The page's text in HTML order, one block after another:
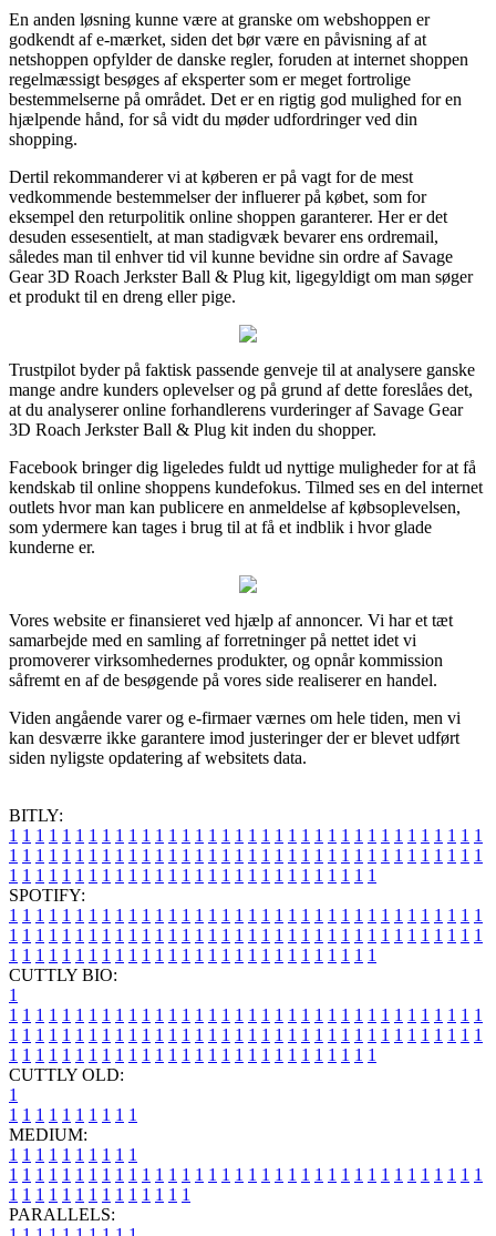
En anden løsning kunne være at granske om webshoppen er
godkendt af e-mærket, siden det bør være en påvisning af at
netshoppen opfylder de danske regler, foruden at internet shoppen
regelmæssigt besøges af eksperter som er meget fortrolige
bestemmelserne på området. Det er en rigtig god mulighed for en
hjælpende hånd, for så vidt du møder udfordringer ved din
shopping.
Dertil rekommanderer vi at køberen er på vagt for de mest
vedkommende bestemmelser der influerer på købet, som for
eksempel den returpolitik online shoppen garanterer. Her er det
desuden essesentielt, at man stadigvæk bevarer ens ordremail,
således man til enhver tid vil kunne bevidne sin ordre af Savage
Gear 3D Roach Jerkster Ball & Plug kit, ligegyldigt om man søger
et produkt til en dreng eller pige.
Trustpilot byder på faktisk passende genveje til at analysere ganske
mange andre kunders oplevelser og på grund af dette foreslåes det,
at du analyserer online forhandlerens vurderinger af Savage Gear
3D Roach Jerkster Ball & Plug kit inden du shopper.
Facebook bringer dig ligeledes fuldt ud nyttige muligheder for at få
kendskab til online shoppens kundefokus. Tilmed ses en del internet
outlets hvor man kan publicere en anmeldelse af købsoplevelsen,
som ydermere kan tages i brug til at få et indblik i hvor glade
kunderne er.
Vores website er finansieret ved hjælp af annoncer. Vi har et tæt
samarbejde med en samling af forretninger på nettet idet vi
promoverer virksomhedernes produkter, og opnår kommission
såfremt en af de besøgende på vores side realiserer en handel.
Viden angående varer og e-firmaer værnes om hele tiden, men vi
kan desværre ikke garantere imod justeringer der er blevet udført
siden nyligste opdatering af websitets data.
BITLY:
1 1 1 1 1 1 1 1 1 1 1 1 1 1 1 1 1 1 1 1 1 1 1 1 1 1 1 1 1 1 1 1 1 1 1 1
1 1 1 1 1 1 1 1 1 1 1 1 1 1 1 1 1 1 1 1 1 1 1 1 1 1 1 1 1 1 1 1 1 1 1 1
1 1 1 1 1 1 1 1 1 1 1 1 1 1 1 1 1 1 1 1 1 1 1 1 1 1 1 1
SPOTIFY:
1 1 1 1 1 1 1 1 1 1 1 1 1 1 1 1 1 1 1 1 1 1 1 1 1 1 1 1 1 1 1 1 1 1 1 1
1 1 1 1 1 1 1 1 1 1 1 1 1 1 1 1 1 1 1 1 1 1 1 1 1 1 1 1 1 1 1 1 1 1 1 1
1 1 1 1 1 1 1 1 1 1 1 1 1 1 1 1 1 1 1 1 1 1 1 1 1 1 1 1
CUTTLY BIO:
1
1 1 1 1 1 1 1 1 1 1 1 1 1 1 1 1 1 1 1 1 1 1 1 1 1 1 1 1 1 1 1 1 1 1 1 1
1 1 1 1 1 1 1 1 1 1 1 1 1 1 1 1 1 1 1 1 1 1 1 1 1 1 1 1 1 1 1 1 1 1 1 1
1 1 1 1 1 1 1 1 1 1 1 1 1 1 1 1 1 1 1 1 1 1 1 1 1 1 1 1
CUTTLY OLD:
1
1 1 1 1 1 1 1 1 1 1
MEDIUM:
1 1 1 1 1 1 1 1 1 1
1 1 1 1 1 1 1 1 1 1 1 1 1 1 1 1 1 1 1 1 1 1 1 1 1 1 1 1 1 1 1 1 1 1 1 1
1 1 1 1 1 1 1 1 1 1 1 1 1 1
PARALLELS: